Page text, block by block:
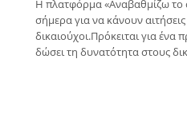
Η πλατφόρμα «Αναβαθμίζω το
σήμερα για να κάνουν αιτήσεις
δικαιούχοι.Πρόκειται για
δώσει τη δυνατότητα στους